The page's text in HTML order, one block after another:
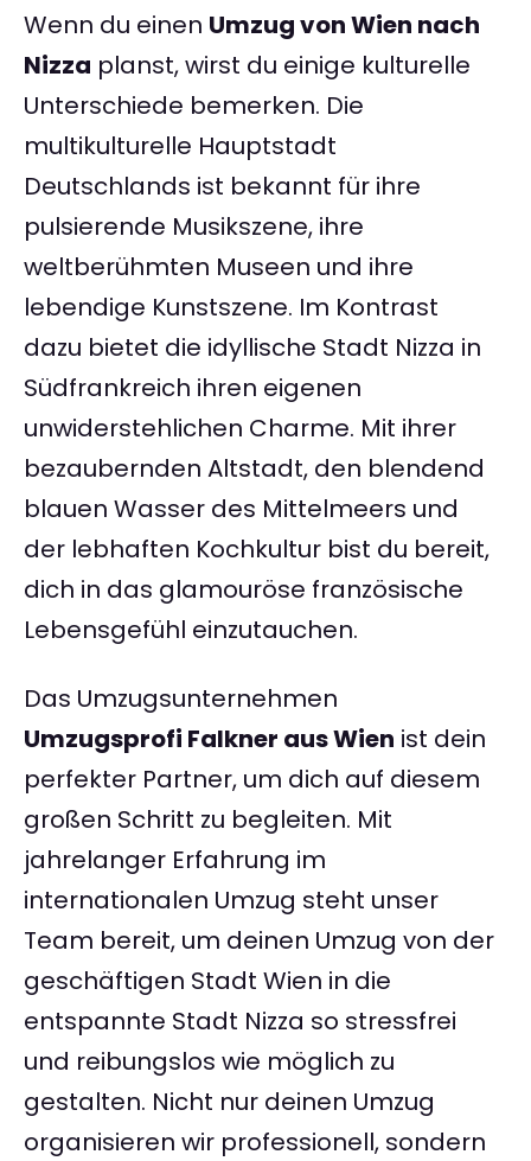
Wenn du einen Umzug von Wien nach
Nizza planst, wirst du einige kulturelle
Unterschiede bemerken. Die
multikulturelle Hauptstadt
Deutschlands ist bekannt für ihre
pulsierende Musikszene, ihre
weltberühmten Museen und ihre
lebendige Kunstszene. Im Kontrast
dazu bietet die idyllische Stadt Nizza in
Südfrankreich ihren eigenen
unwiderstehlichen Charme. Mit ihrer
bezaubernden Altstadt, den blendend
blauen Wasser des Mittelmeers und
der lebhaften Kochkultur bist du bereit,
dich in das glamouröse französische
Lebensgefühl einzutauchen.
Das Umzugsunternehmen
Umzugsprofi Falkner aus Wien ist dein
perfekter Partner, um dich auf diesem
großen Schritt zu begleiten. Mit
jahrelanger Erfahrung im
internationalen Umzug steht unser
Team bereit, um deinen Umzug von der
geschäftigen Stadt Wien in die
entspannte Stadt Nizza so stressfrei
und reibungslos wie möglich zu
gestalten. Nicht nur deinen Umzug
organisieren wir professionell, sondern